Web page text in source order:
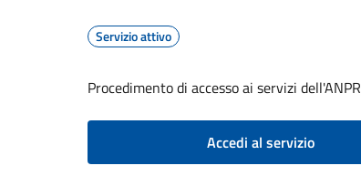
Servizio attivo
Procedimento di accesso ai servizi dell'ANPR
Accedi al servizio